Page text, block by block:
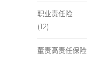
职业责任险
(12)
董责高责任保险